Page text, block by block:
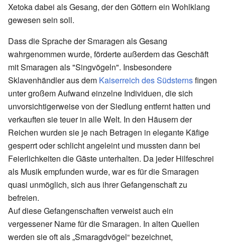
Xetoka dabei als Gesang, der den Göttern ein Wohlklang
gewesen sein soll.
Dass die Sprache der Smaragen als Gesang
wahrgenommen wurde, förderte außerdem das Geschäft
mit Smaragen als "Singvögeln". Insbesondere
Sklavenhändler aus dem Kaiserreich des Südsternsfingen
unter großem Aufwand einzelne Individuen, die sich
unvorsichtigerweise von der Siedlung entfernt hatten und
verkauften sie teuer in alle Welt. In den Häusern der
Reichen wurden sie je nach Betragen in elegante Käfige
gesperrt oder schlicht angeleint und mussten dann bei
Feierlichkeiten die Gäste unterhalten. Da jeder Hilfeschrei
als Musik empfunden wurde, war es für die Smaragen
quasi unmöglich, sich aus ihrer Gefangenschaft zu
befreien.
Auf diese Gefangenschaften verweist auch ein
vergessener Name für die Smaragen. In alten Quellen
werden sie oft als „Smaragdvögel“ bezeichnet,